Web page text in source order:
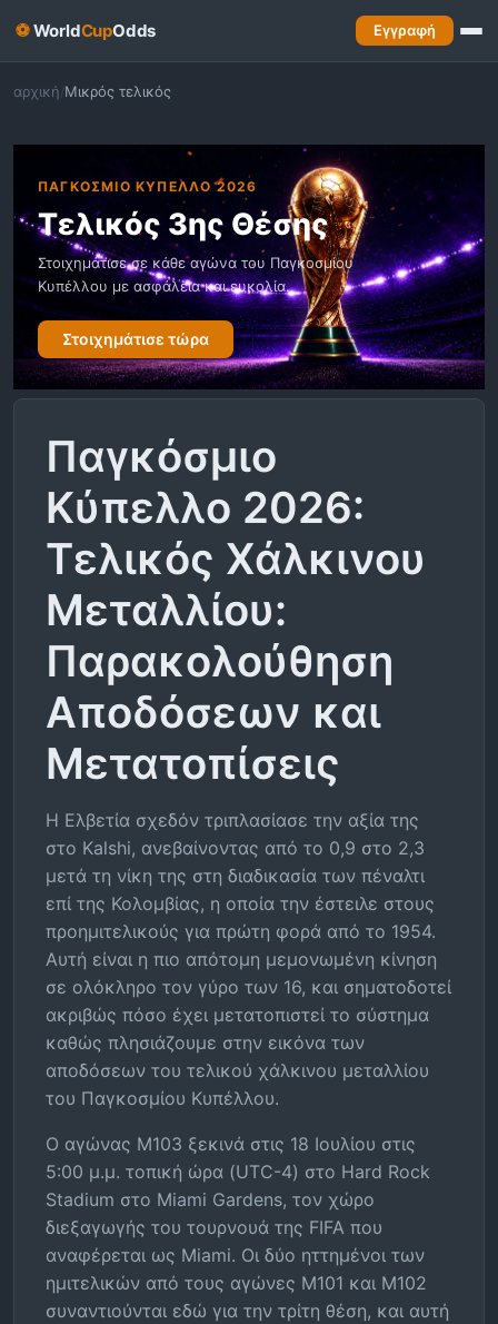
⚽WorldCupOdds Εγγραφή
αρχική/ Μικρός τελικός
ΠΑΓΚΟΣΜΙΟ ΚΥΠΕΛΛΟ 2026
Τελικός 3ης Θέσης
Στοιχημάτισε σε κάθε αγώνα του Παγκοσμίου
Κυπέλλου με ασφάλεια και ευκολία.
Στοιχημάτισε τώρα
Παγκόσμιο
Κύπελλο 2026:
Τελικός Χάλκινου
Μεταλλίου:
Παρακολούθηση
Αποδόσεων και
Μετατοπίσεις
Η Ελβετία σχεδόν τριπλασίασε την αξία της
στο Kalshi, ανεβαίνοντας από το 0,9 στο 2,3
μετά τη νίκη της στη διαδικασία των πέναλτι
επί της Κολομβίας, η οποία την έστειλε στους
προημιτελικούς για πρώτη φορά από το 1954.
Αυτή είναι η πιο απότομη μεμονωμένη κίνηση
σε ολόκληρο τον γύρο των 16, και σηματοδοτεί
ακριβώς πόσο έχει μετατοπιστεί το σύστημα
καθώς πλησιάζουμε στην εικόνα των
αποδόσεων του τελικού χάλκινου μεταλλίου
του Παγκοσμίου Κυπέλλου.
Ο αγώνας M103 ξεκινά στις 18 Ιουλίου στις
5:00 μ.μ. τοπική ώρα (UTC-4) στο Hard Rock
Stadium στο Miami Gardens, τον χώρο
διεξαγωγής του τουρνουά της FIFA που
αναφέρεται ως Miami. Οι δύο ηττημένοι των
ημιτελικών από τους αγώνες M101 και M102
συναντιούνται εδώ για την τρίτη θέση, και αυτή